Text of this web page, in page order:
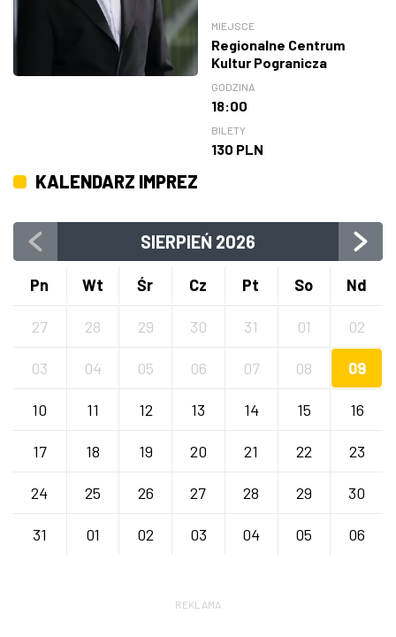
MIEJSCE
Regionalne Centrum
Kultur Pogranicza
GODZINA
18:00
BILETY
130 PLN
KALENDARZ IMPREZ
SIERPIEŃ 2026
Pn Wt Śr Cz Pt So Nd
27 28 29 30 31 01 02
03 04 05 06 07 08 09
10 11 12 13 14 15 16
17 18 19 20 21 22 23
24 25 26 27 28 29 30
31 01 02 03 04 05 06
REKLAMA